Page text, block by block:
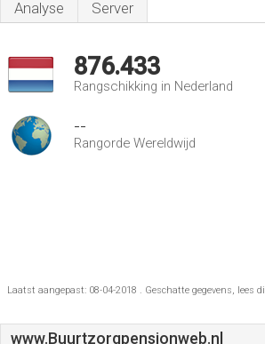
Analyse Server
876.433
Rangschikking in Nederland
--
Rangorde Wereldwijd
Laatst aangepast: 08-04-2018 . Geschatte gegevens, lees
www.Buurtzorgpensionweb.nl